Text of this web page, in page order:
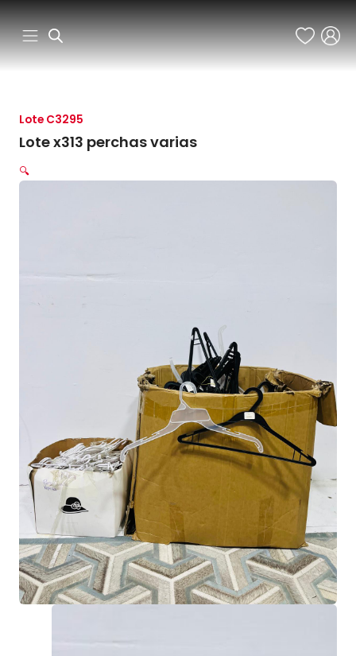
Ir
al
contenido
Lote C3295
Lote x313 perchas varias
🔍